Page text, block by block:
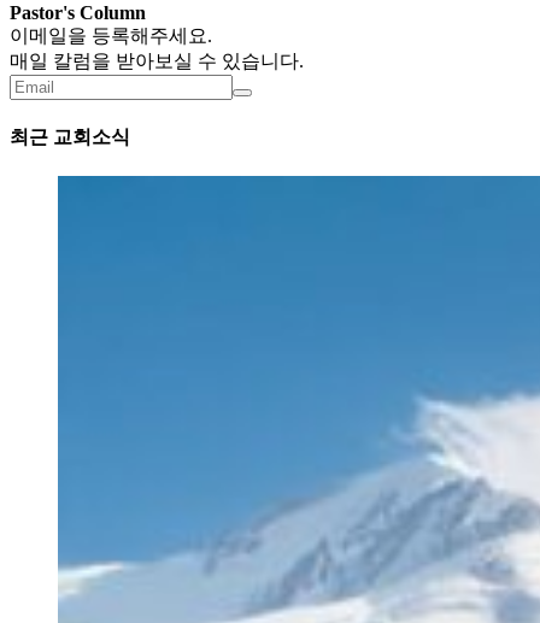
Pastor's Column
이메일을 등록해주세요.
매일 칼럼을 받아보실 수 있습니다.
최근 교회소식